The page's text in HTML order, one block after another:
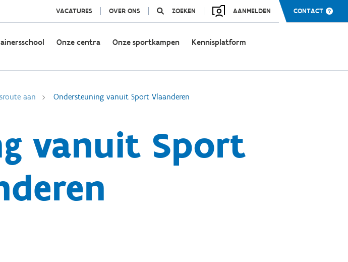
VACATURES OVER ONS ZOEKEN AANMELDEN CONTACT
Onze centra Onze sportkampen Kennisplatform
aan Ondersteuning vanuit Sport Vlaanderen
vanuit Sport